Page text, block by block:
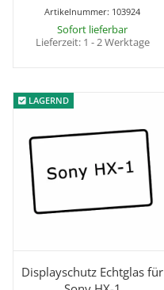
Artikelnummer: 103924
Sofort lieferbar
Lieferzeit: 1 - 2 Werktage
LAGERND
LAGERND
Displayschutz Echtglas für